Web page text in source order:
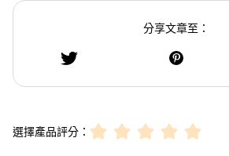
分享文章至：
選擇產品評分：